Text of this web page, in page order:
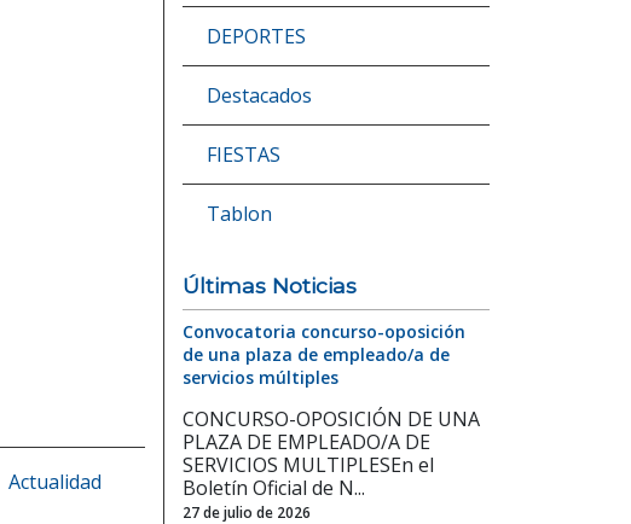
Actualidad
DEPORTES
Destacados
FIESTAS
Tablon
Últimas Noticias
Convocatoria concurso-oposición
de una plaza de empleado/a de
servicios múltiples
CONCURSO-OPOSICIÓN DE UNA
PLAZA DE EMPLEADO/A DE
SERVICIOS MULTIPLESEn el
Boletín Oficial de N...
27 de julio de 2026